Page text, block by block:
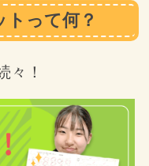
トって何？
々！